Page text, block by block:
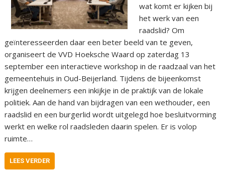
wat komt er kijken bij
het werk van een
raadslid? Om
geïnteresseerden daar een beter beeld van te geven,
organiseert de VVD Hoeksche Waard op zaterdag 13
september een interactieve workshop in de raadzaal van het
gemeentehuis in Oud-Beijerland. Tijdens de bijeenkomst
krijgen deelnemers een inkijkje in de praktijk van de lokale
politiek. Aan de hand van bijdragen van een wethouder, een
raadslid en een burgerlid wordt uitgelegd hoe besluitvorming
werkt en welke rol raadsleden daarin spelen. Er is volop
ruimte…
LEES VERDER